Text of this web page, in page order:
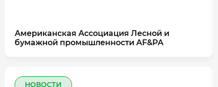
Американская Ассоциация Лесной и
бумажной промышленности AF&PA
НОВОСТИ